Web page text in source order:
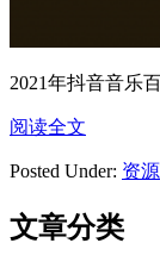
2021年抖音音乐
阅读全文
Posted Under: 资源
文章分类